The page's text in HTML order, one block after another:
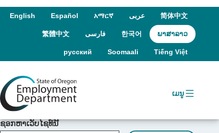
Skip to language switcher
Skip to navigation
Skip to content
English Español አማርኛ عربى 简体中文
繁體中文 فارسی 한국어 ພາສາລາວ
русский Soomaali Tiếng Việt
ເມນູ
ຊອກ​ຫາ​ເວັບ​ໄຊ​ທ໌​ນີ້